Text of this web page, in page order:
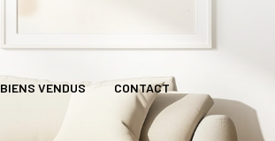
BIENS VENDUS CONTACT